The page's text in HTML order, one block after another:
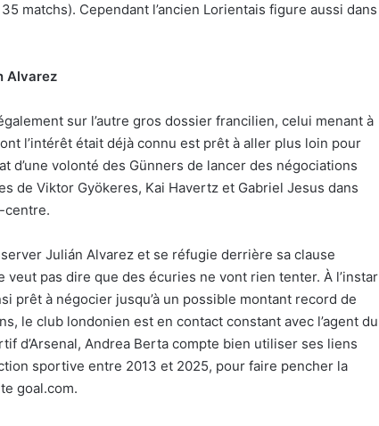
matchs). Cependant l’ancien Lorientais figure aussi dans
Alvarez
sur l’autre gros dossier francilien, celui menant à
l’intérêt était déjà connu est prêt à aller plus loin pour
d’une volonté des Günners de lancer des négociations
de Viktor Gyökeres, Kai Havertz et Gabriel Jesus dans
centre.
Julián Alvarez et se réfugie derrière sa clause
veut pas dire que des écuries ne vont rien tenter. À l’instar
prêt à négocier jusqu’à un possible montant record de
le club londonien est en contact constant avec l’agent du
d’Arsenal, Andrea Berta compte bien utiliser ses liens
sportive entre 2013 et 2025, pour faire pencher la
goal.com.